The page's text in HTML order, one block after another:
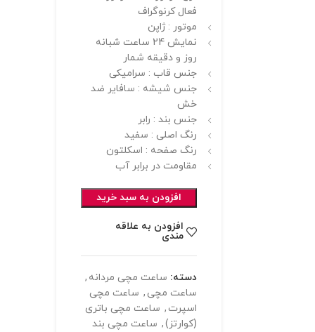
فعال کرنوگراف
موتور : ژاپن
نمایش 24 ساعت شبانه
روز و دقیقه شمار
جنس قاب : سرامیکی
جنس شیشه : سافایر ضد
خش
جنس بند : رابر
رنگ اصلی : سفید
رنگ صفحه : اسکلتون
مقاومت در برابر آب
افزودن به سبد خرید
افزودن به علاقه
مندی
دسته: ساعت مچی مردانه ,
ساعت مچی , ساعت مچی
اسپرت , ساعت مچی باتری
(کوارتز), ساعت مچی بند